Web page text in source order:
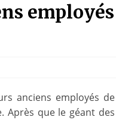
employés
anciens employés de
Après que le géant des